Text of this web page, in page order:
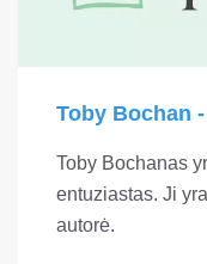
Toby Bochan
Toby Bochanas
entuziastas. Ji
autorė.